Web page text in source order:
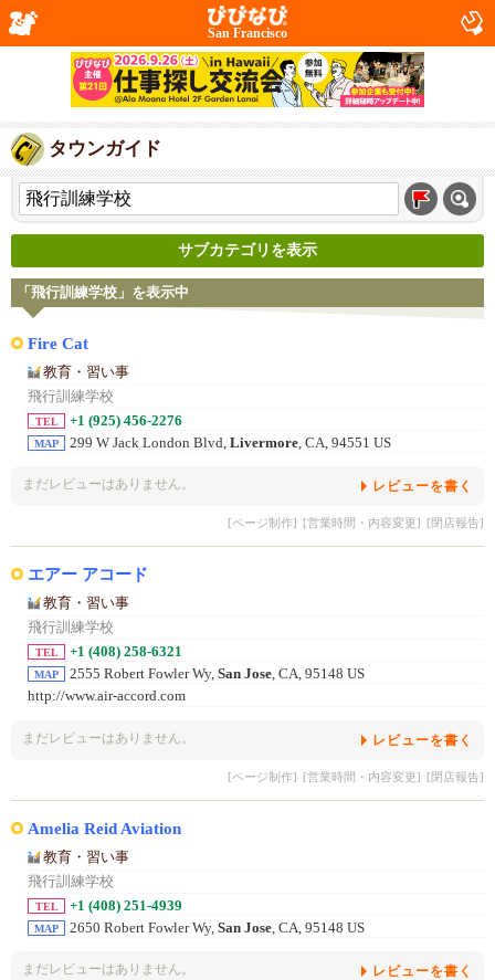
San Francisco
タウンガイド
サブカテゴリを表示
「飛行訓練学校」を表示中
Fire Cat
教育・習い事
飛行訓練学校
TEL +1 (925) 456-2276
MAP 299 W Jack London Blvd, Livermore, CA, 94551 US
まだレビューはありません。 レビューを書く
[ページ制作] [営業時間・内容変更] [閉店報告]
エアー アコード
教育・習い事
飛行訓練学校
TEL +1 (408) 258-6321
MAP 2555 Robert Fowler Wy, San Jose, CA, 95148 US
http://www.air-accord.com
まだレビューはありません。 レビューを書く
[ページ制作] [営業時間・内容変更] [閉店報告]
Amelia Reid Aviation
教育・習い事
飛行訓練学校
TEL +1 (408) 251-4939
MAP 2650 Robert Fowler Wy, San Jose , CA, 95148 US
まだレビューはありません。 レビューを書く